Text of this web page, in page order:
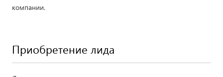
компании.
Приобретение лида